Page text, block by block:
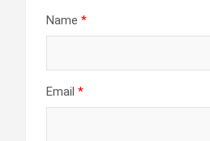
Name *
Email *